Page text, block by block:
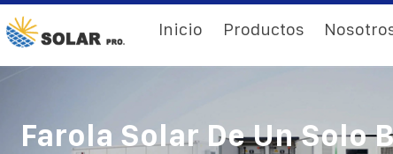
Inicio Productos
Farola Solar De Un Solo